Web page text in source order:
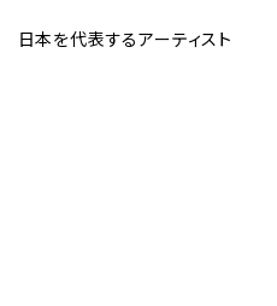
本を代表するアーティスト